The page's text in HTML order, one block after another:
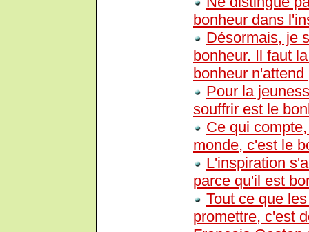
bonheur dans
Désormais, je
bonheur. Il faut
bonheur n'attend
Pour la
souffrir est le
Ce qui
monde, c'est le
L'inspiration
parce qu'il est
Tout ce que
promettre, c'est